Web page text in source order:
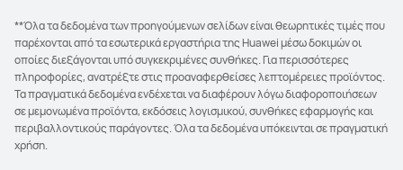
**Όλα τα δεδομένα των προηγούμενων σελίδων είναι θεωρητικές τιμές που
παρέχονται από τα εσωτερικά εργαστήρια της Huawei μέσω δοκιμών οι
οποίες διεξάγονται υπό συγκεκριμένες συνθήκες. Για περισσότερες
πληροφορίες, ανατρέξτε στις προαναφερθείσες λεπτομέρειες προϊόντος.
Τα πραγματικά δεδομένα ενδέχεται να διαφέρουν λόγω διαφοροποιήσεων
σε μεμονωμένα προϊόντα, εκδόσεις λογισμικού, συνθήκες εφαρμογής και
περιβαλλοντικούς παράγοντες. Όλα τα δεδομένα υπόκεινται σε πραγματική
χρήση.